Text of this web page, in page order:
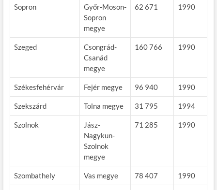
Sopron
Győr-Moson-
Sopron
megye
62 671 1990
Szeged
Csongrád-
Csanád
megye
160 766 1990
Székesfehérvár Fejér megye 96 940 1990
Szekszárd Tolna megye 31 795 1994
Szolnok
Jász-
Nagykun-
Szolnok
megye
71 285 1990
Szombathely Vas megye 78 407 1990